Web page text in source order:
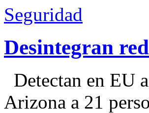
Seguridad
Desintegran
Detectan en EU
Arizona a 21